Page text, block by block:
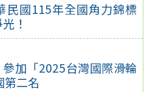
民國115年全國角力錦標
！
加「2025台灣國際滑輪
第二名